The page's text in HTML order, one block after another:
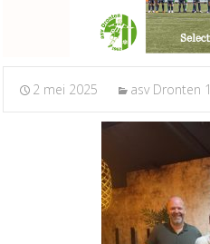
2 mei 2025 asv Dronten 1